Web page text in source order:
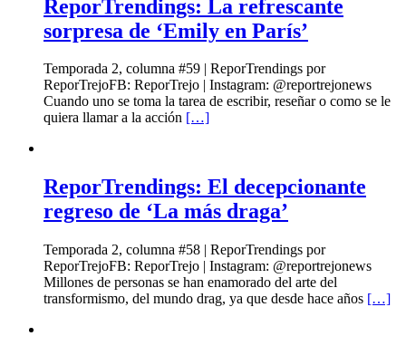
ReporTrendings: La refrescante
sorpresa de ‘Emily en París’
Temporada 2, columna #59 | ReporTrendings por
ReporTrejoFB: ReporTrejo | Instagram: @reportrejonews
Cuando uno se toma la tarea de escribir, reseñar o como se le
quiera llamar a la acción […]
ReporTrendings: El decepcionante
regreso de ‘La más draga’
Temporada 2, columna #58 | ReporTrendings por
ReporTrejoFB: ReporTrejo | Instagram: @reportrejonews
Millones de personas se han enamorado del arte del
transformismo, del mundo drag, ya que desde hace años […]